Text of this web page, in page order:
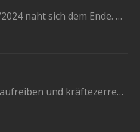
Die Saison 2023/2024 naht sich dem Ende. Diesen Samstag haben wir die letzten Heimspiele in der Stadthalle. Kommt und lasst…
Das war eine sehr nervenaufreiben und kräftezerrende Saison. Mit einem Ende, womit wir nicht gerechnet hatten. Die Vorrunde schlossen wir…